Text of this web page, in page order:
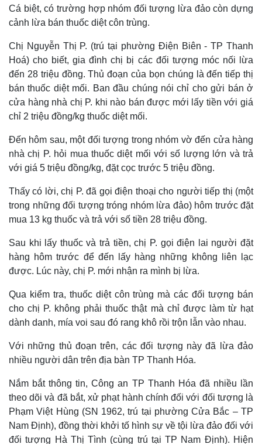
Thế giới
Quan sát
Cuộc sống đó đây
Hồ sơ
Multimedia
Video
Ảnh
E-Magazine
Infographic
Cá biệt, có trường hợp nhóm đối tượng lừa đảo còn dựng
cảnh lừa bán thuốc diệt côn trùng.
Chị Nguyễn Thị P. (trú tại phường Điện Biên - TP Thanh
Hoá) cho biết, gia đình chị bị các đối tượng móc nối lừa
đến 28 triệu đồng. Thủ đoạn của bọn chúng là đến tiếp thị
bán thuốc diệt mối. Ban đầu chúng nói chỉ cho gửi bán ở
cửa hàng nhà chị P. khi nào bán được mới lấy tiền với giá
chỉ 2 triệu đồng/kg thuốc diệt mối.
Đến hôm sau, một đối tượng trong nhóm vờ đến cửa hàng
nhà chị P. hỏi mua thuốc diệt mối với số lượng lớn và trả
với giá 5 triệu đồng/kg, đặt cọc trước 5 triệu đồng.
Thấy có lời, chị P. đã gọi điện thoại cho người tiếp thị (một
trong những đối tượng tróng nhóm lừa đảo) hôm trước đặt
mua 13 kg thuốc và trả với số tiền 28 triệu đồng.
Sau khi lấy thuốc và trả tiền, chị P. gọi điện lai người đặt
hàng hôm trước để đến lấy hàng những không liên lạc
được. Lúc này, chị P. mới nhận ra mình bị lừa.
Qua kiểm tra, thuốc diệt côn trùng mà các đối tượng bán
cho chị P. không phải thuốc thật mà chỉ được làm từ hạt
dành danh, mía voi sau đó rang khô rồi trộn lẫn vào nhau.
Với những thủ đoạn trên, các đối tượng này đã lừa đảo
nhiều người dân trên địa bàn TP Thanh Hóa.
Nắm bắt thông tin, Công an TP Thanh Hóa đã nhiều lần
theo dõi và đã bắt, xử phạt hành chính đối với đối tượng là
Phạm Việt Hùng (SN 1962, trú tại phường Cửa Bắc – TP
Nam Định), đồng thời khởi tố hình sự về tội lừa đảo đối với
đối tượng Hà Thị Tình (cùng trú tại TP Nam Định). Hiện